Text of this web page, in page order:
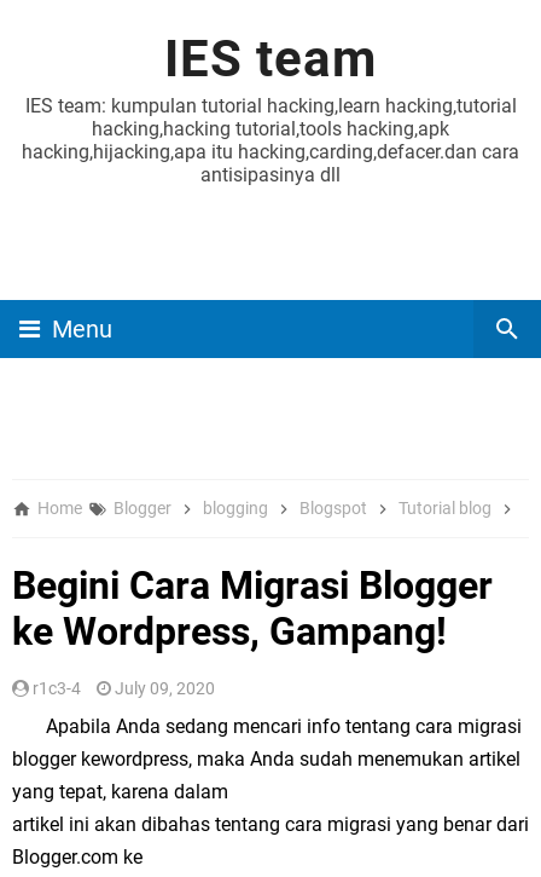
IES team
IES team: kumpulan tutorial hacking,learn hacking,tutorial
hacking,hacking tutorial,tools hacking,apk
hacking,hijacking,apa itu hacking,carding,defacer.dan cara
antisipasinya dll
Menu
Home Blogger blogging Blogspot Tutorial blog
Begini Cara Migrasi Blogger
ke Wordpress, Gampang!
r1c3-4 July 09, 2020
Apabila Anda sedang mencari info tentang cara migrasi
blogger kewordpress, maka Anda sudah menemukan artikel
yang tepat, karena dalam
artikel ini akan dibahas tentang cara migrasi yang benar dari
Blogger.com ke